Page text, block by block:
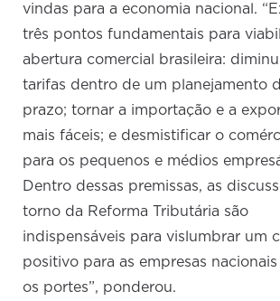
vindas para a economia nacional.
três pontos fundamentais para
abertura comercial brasileira:
tarifas dentro de um planejamento
prazo; tornar a importação e a
mais fáceis; e desmistificar o
para os pequenos e médios
Dentro dessas premissas, as
torno da Reforma Tributária são
indispensáveis para vislumbrar um
positivo para as empresas
os portes”, ponderou.